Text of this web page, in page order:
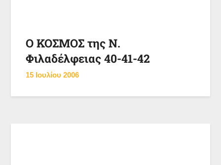
Ο ΚΟΣΜΟΣ της Ν.
Φιλαδέλφειας 40-41-42
15 Ιουλίου 2006